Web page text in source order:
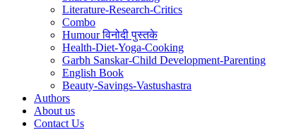
Literature-Research-Critics
Combo
Humour विनोदी पुस्तके
Health-Diet-Yoga-Cooking
Garbh Sanskar-Child Development-Parenting
English Book
Beauty-Savings-Vastushastra
Authors
About us
Contact Us